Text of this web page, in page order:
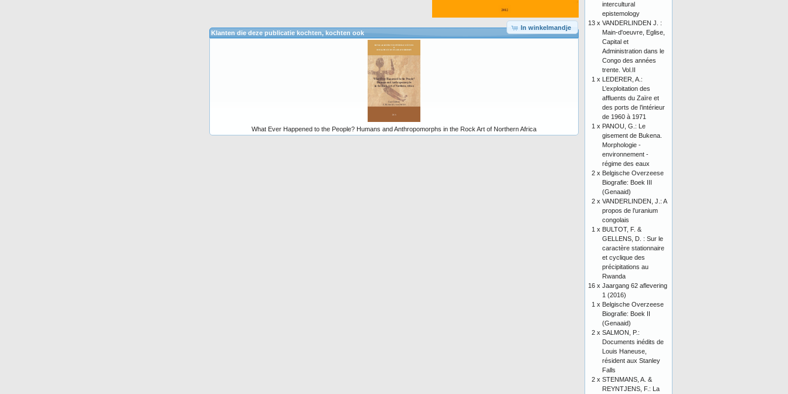
In winkelmandje
Klanten die deze publicatie kochten, kochten ook
What Ever Happened to the People? Humans and Anthropomorphs in the Rock Art of Northern Africa
intercultural
epistemology
13 x VANDERLINDEN J. :
Main-d'oeuvre, Eglise,
Capital et
Administration dans le
Congo des années
trente. Vol.II
1 x LEDERER, A.:
L’exploitation des
affluents du Zaïre et
des ports de l’intérieur
de 1960 à 1971
1 x PANOU, G.: Le
gisement de Bukena.
Morphologie -
environnement -
régime des eaux
2 x Belgische Overzeese
Biografie: Boek III
(Genaaid)
2 x VANDERLINDEN, J.: A
propos de l’uranium
congolais
1 x BULTOT, F. &
GELLENS, D. : Sur le
caractère stationnaire
et cyclique des
précipitations au
Rwanda
16 x Jaargang 62 aflevering
1 (2016)
1 x Belgische Overzeese
Biografie: Boek II
(Genaaid)
2 x SALMON, P.:
Documents inédits de
Louis Haneuse,
résident aux Stanley
Falls
2 x STENMANS, A. &
REYNTJENS, F.: La